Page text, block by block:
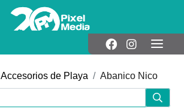
Accesorios de Playa Abanico Nico